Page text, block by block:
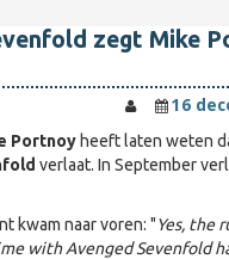
zegt Mike
16
Portnoy heeft laten weten
verlaat. In September
kwam naar voren: "Yes, the
with Avenged Sevenfold